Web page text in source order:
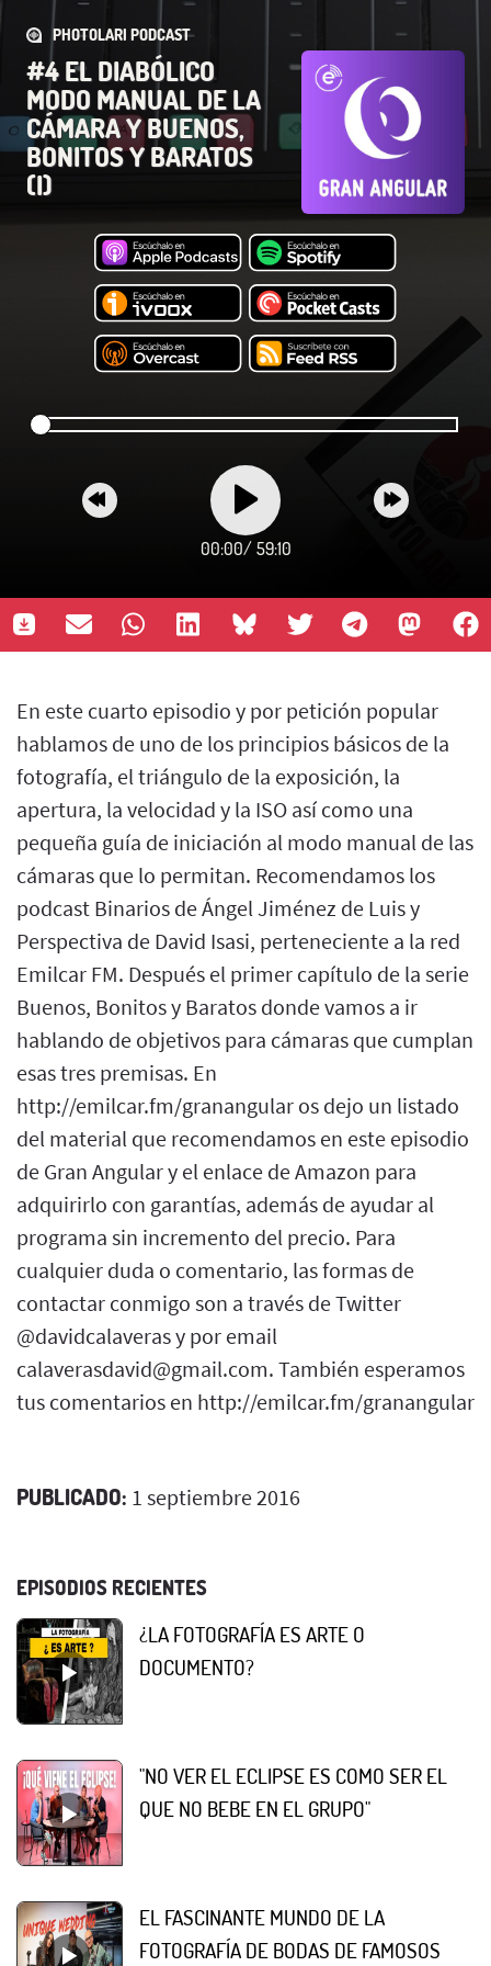
PHOTOLARI PODCAST
#4 EL DIABÓLICO
MODO MANUAL DE LA
CÁMARA Y BUENOS,
BONITOS Y BARATOS
(I)
00:00/ 59:10
En este cuarto episodio y por petición popular
hablamos de uno de los principios básicos de la
fotografía, el triángulo de la exposición, la
apertura, la velocidad y la ISO así como una
pequeña guía de iniciación al modo manual de las
cámaras que lo permitan. Recomendamos los
podcast Binarios de Ángel Jiménez de Luis y
Perspectiva de David Isasi, perteneciente a la red
Emilcar FM. Después el primer capítulo de la serie
Buenos, Bonitos y Baratos donde vamos a ir
hablando de objetivos para cámaras que cumplan
esas tres premisas. En
http://emilcar.fm/granangular os dejo un listado
del material que recomendamos en este episodio
de Gran Angular y el enlace de Amazon para
adquirirlo con garantías, además de ayudar al
programa sin incremento del precio. Para
cualquier duda o comentario, las formas de
contactar conmigo son a través de Twitter
@davidcalaveras y por email
calaverasdavid@gmail.com. También esperamos
tus comentarios en http://emilcar.fm/granangular
PUBLICADO: 1 septiembre 2016
EPISODIOS RECIENTES
¿LA FOTOGRAFÍA ES ARTE O
DOCUMENTO?
"NO VER EL ECLIPSE ES COMO SER EL
QUE NO BEBE EN EL GRUPO"
EL FASCINANTE MUNDO DE LA
FOTOGRAFÍA DE BODAS DE FAMOSOS